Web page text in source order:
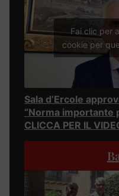
Fai clic per
cookie per
Sala d’Ercole
“Norma importante
CLICCA PER IL